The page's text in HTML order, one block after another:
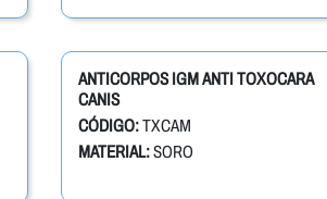
ANTICORPOS IGM ANTI TOXOCARA
CANIS
CÓDIGO:TXCAM
MATERIAL:SORO